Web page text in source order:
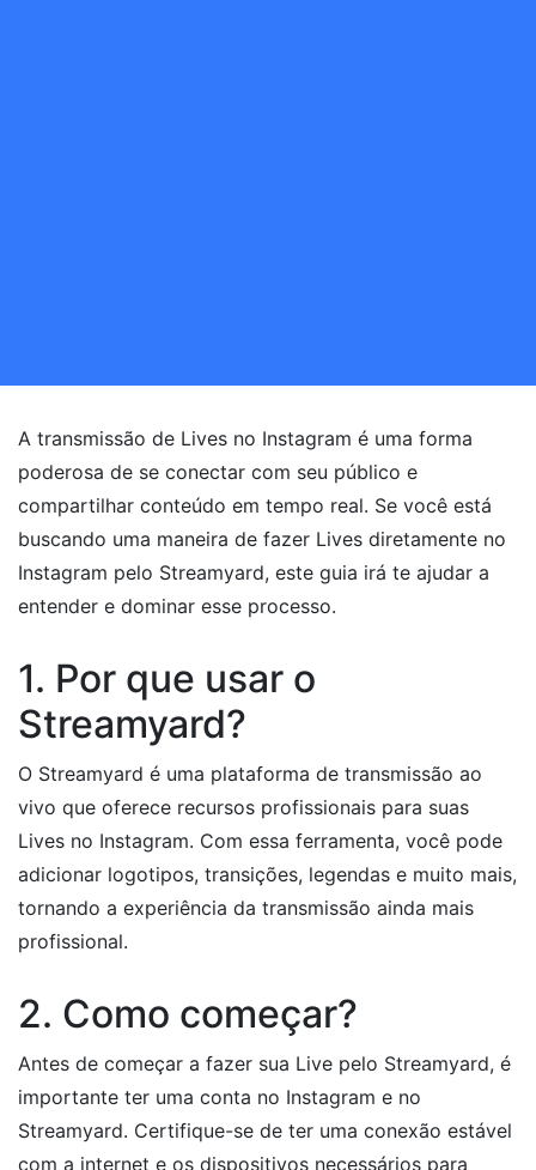
A transmissão de Lives no Instagram é uma forma
poderosa de se conectar com seu público e
compartilhar conteúdo em tempo real. Se você está
buscando uma maneira de fazer Lives diretamente no
Instagram pelo Streamyard, este guia irá te ajudar a
entender e dominar esse processo.
1. Por que usar o
Streamyard?
O Streamyard é uma plataforma de transmissão ao
vivo que oferece recursos profissionais para suas
Lives no Instagram. Com essa ferramenta, você pode
adicionar logotipos, transições, legendas e muito mais,
tornando a experiência da transmissão ainda mais
profissional.
2. Como começar?
Antes de começar a fazer sua Live pelo Streamyard, é
importante ter uma conta no Instagram e no
Streamyard. Certifique-se de ter uma conexão estável
com a internet e os dispositivos necessários para